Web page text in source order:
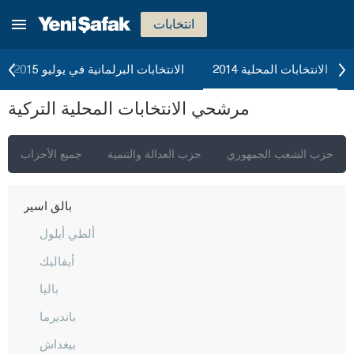
انتخابات
الانتخابات البرلمانية في يوليو 2015 الانتخابات المحلية 2014
مرشحي الانتخابات المحلية التركية
جميع الأحزاب حزب العدالة والتنمية حزب الشعب الجمهوري
أكسراي
أماصيا
أنطاليا
أرداهان
أيدن
بالق أسير
ألطي أيلول
أيفاليك
باليا
بانديرما
بيغداش